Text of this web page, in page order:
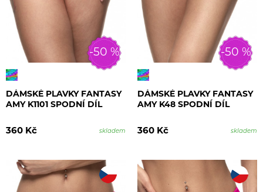
-50 %
DÁMSKÉ PLAVKY FANTASY
AMY K1101 SPODNÍ DÍL
360 Kč skladem
-50 %
DÁMSKÉ PLAVKY FANTASY
AMY K48 SPODNÍ DÍL
360 Kč skladem